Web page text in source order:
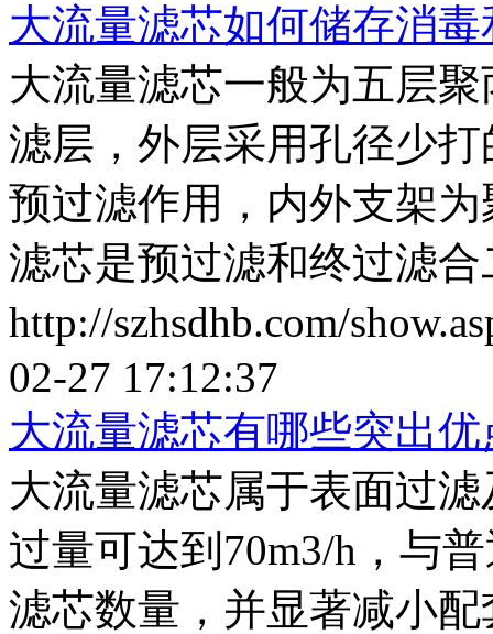
大流量滤芯如何储存消
大流量滤芯一般为五层
滤层，外层采用孔径少
预过滤作用，内外支架
滤芯是预过滤和终过滤
http://szhsdhb.com/
02-27 17:12:37
大流量滤芯有哪些突出优
大流量滤芯属于表面过
过量可达到70m3/h，与
滤芯数量，并显著减小